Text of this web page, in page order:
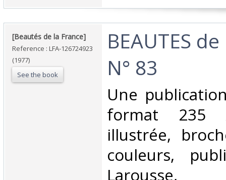
‎[Beautés de la France]‎
Reference : LFA-126724923
(1977)
See the book
‎BEAUTES
N° 83‎
‎Une
format 235
illustrée,
couleurs,